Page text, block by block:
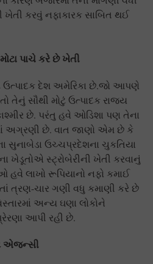
ખેતી કરવું નફાકારક સાબિત થઈ
પાચે કરે છે ખેતી
ઉત્પાદક દેશ અમેરિકા છે.જો આપણે
તેનું સૌથી મોટું ઉત્પાદક રાજ્ય
છે. પરંતુ હવે ઓડિશા પણ તેના
અગ્રણી છે. વાત જાણો એમ છે કે
સુનાબેડા ઉચ્ચપ્રદેશના ચુકતિયા
ખેડૂતોએ સ્ટ્રોબેરીની ખેતી કરવાનું
લાખો રૂપિયાનો નફો કમાઈ
ત્રણ-ચાર ગણી વધુ કમાણી કરે છે
અન્ય ઘણા લોકોને
આપી રહી છે.
એજન્સી